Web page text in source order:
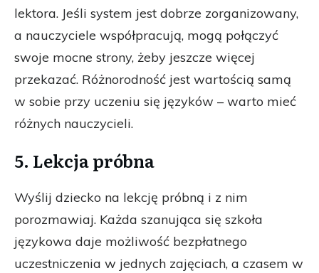
lektora. Jeśli system jest dobrze zorganizowany,
a nauczyciele współpracują, mogą połączyć
swoje mocne strony, żeby jeszcze więcej
przekazać. Różnorodność jest wartością samą
w sobie przy uczeniu się języków – warto mieć
różnych nauczycieli.
5. Lekcja próbna
Wyślij dziecko na lekcję próbną i z nim
porozmawiaj. Każda szanująca się szkoła
językowa daje możliwość bezpłatnego
uczestniczenia w jednych zajęciach, a czasem w